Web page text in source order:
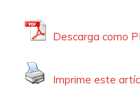
Descarga como
Imprime este